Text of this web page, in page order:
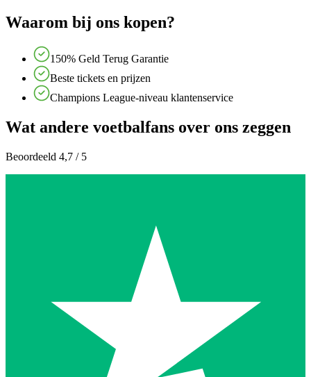
Waarom bij ons kopen?
150% Geld Terug Garantie
Beste tickets en prijzen
Champions League-niveau klantenservice
Wat andere voetbalfans over ons zeggen
Beoordeeld 4,7 / 5